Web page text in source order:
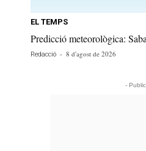
EL TEMPS
Predicció meteorològica:
Redacció - 8 d'agost de 2026
-